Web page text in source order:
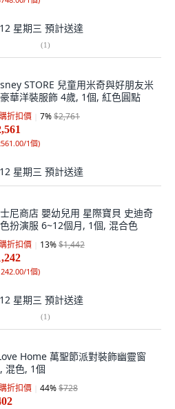
星期三 預計送達
(1)
STORE 兒童用米奇與好朋友米
華洋裝服飾 4歲, 1個, 紅色圓點
折扣價 7%$2,761
1個)
星期三 預計送達
尼商店 嬰幼兒用 星際寶貝 史迪奇
扮演服 6~12個月, 1個, 混合色
折扣價 13%$1,442
1個)
星期三 預計送達
(1)
Home 萬聖節派對裝飾幽靈窗
混色, 1個
折扣價 44%$728